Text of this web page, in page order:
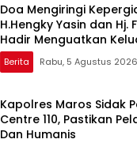
Doa Mengiringi
H.Hengky Yasin dan Hj.
Hadir Menguatkan
Berita Rabu, 5 Agustus 2026
Kapolres Maros Sidak
Centre 110, Pastikan
Dan Humanis